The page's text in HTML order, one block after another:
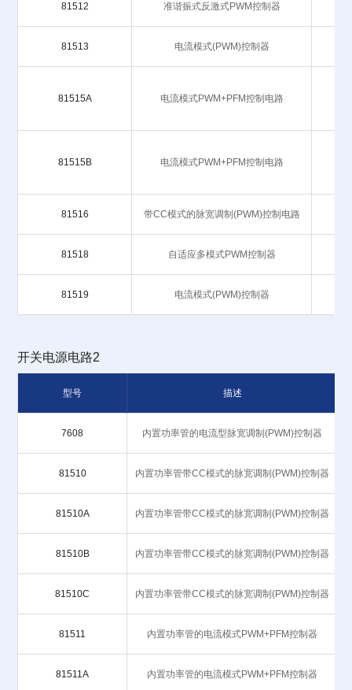
81512 准谐振式反激式PWM控制器
81513 电流模式(PWM)控制器
81515A 电流模式PWM+PFM控制电路
81515B 电流模式PWM+PFM控制电路
81516 带CC模式的脉宽调制(PWM)控制电路
81518 自适应多模式PWM控制器
81519 电流模式(PWM)控制器
开关电源电路2
型号 描述
7608 内置功率管的电流型脉宽调制(PWM)控制器
81510 内置功率管带CC模式的脉宽调制(PWM)控制器
81510A 内置功率管带CC模式的脉宽调制(PWM)控制器
81510B 内置功率管带CC模式的脉宽调制(PWM)控制器
81510C 内置功率管带CC模式的脉宽调制(PWM)控制器
81511 内置功率管的电流模式PWM+PFM控制器
81511A 内置功率管的电流模式PWM+PFM控制器